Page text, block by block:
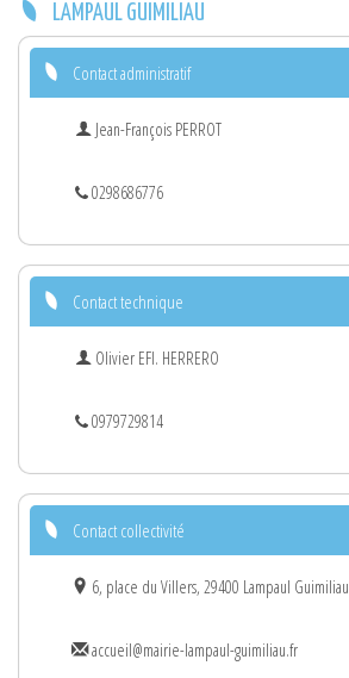
LAMPAUL GUIMILIAU
Contact administratif
Jean-François PERROT
0298686776
Contact technique
Olivier EFI. HERRERO
0979729814
Contact collectivité
6, place du Villers, 29400 Lampaul Guimiliau
accueil@mairie-lampaul-guimiliau.fr